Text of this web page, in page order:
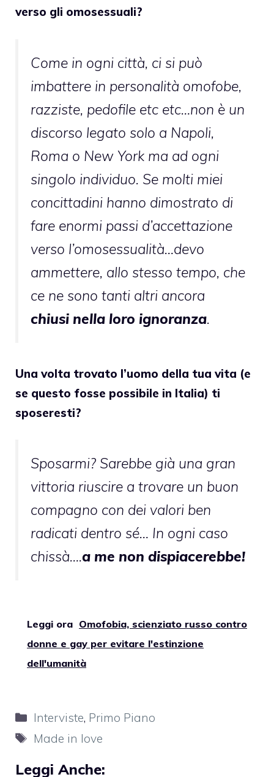
verso gli omosessuali?
Come in ogni città, ci si può
imbattere in personalità omofobe,
razziste, pedofile etc etc…non è un
discorso legato solo a Napoli,
Roma o New York ma ad ogni
singolo individuo. Se molti miei
concittadini hanno dimostrato di
fare enormi passi d’accettazione
verso l’omosessualità…devo
ammettere, allo stesso tempo, che
ce ne sono tanti altri ancora
chiusi nella loro ignoranza.
Una volta trovato l’uomo della tua vita (e
se questo fosse possibile in Italia) ti
sposeresti?
Sposarmi? Sarebbe già una gran
vittoria riuscire a trovare un buon
compagno con dei valori ben
radicati dentro sé… In ogni caso
chissà….a me non dispiacerebbe!
Leggi ora Omofobia, scienziato russo contro
donne e gay per evitare l'estinzione
dell'umanità
Categorie
Interviste, Primo Piano
Tag
Made in love
Leggi Anche: